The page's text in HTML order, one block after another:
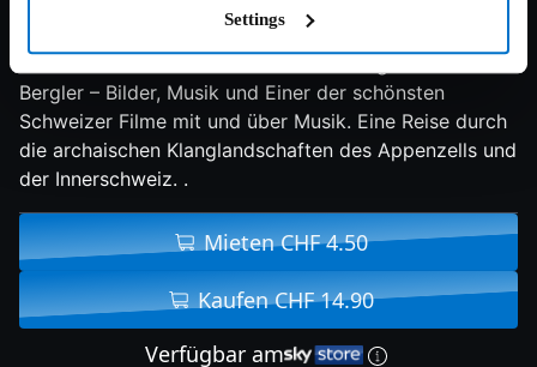
Settings
Back to the roots: Urtümliche Klänge, archaische
Landschaften und naturverbundene Berglerinnen und
Bergler – Bilder, Musik und Einer der schönsten
Schweizer Filme mit und über Musik. Eine Reise durch
die archaischen Klanglandschaften des Appenzells und
der Innerschweiz. .
Mieten CHF 4.50
Kaufen CHF 14.90
Verfügbar am